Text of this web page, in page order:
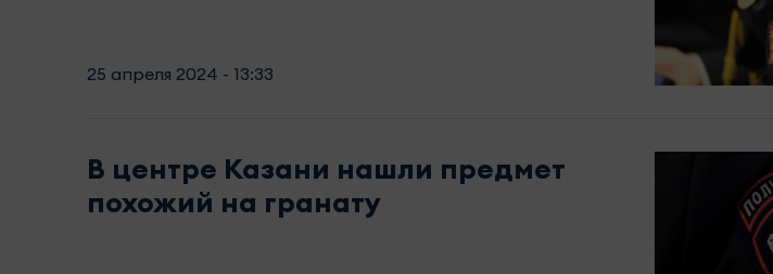
25 апреля 2024 - 13:33
В центре Казани нашли предмет
похожий на гранату